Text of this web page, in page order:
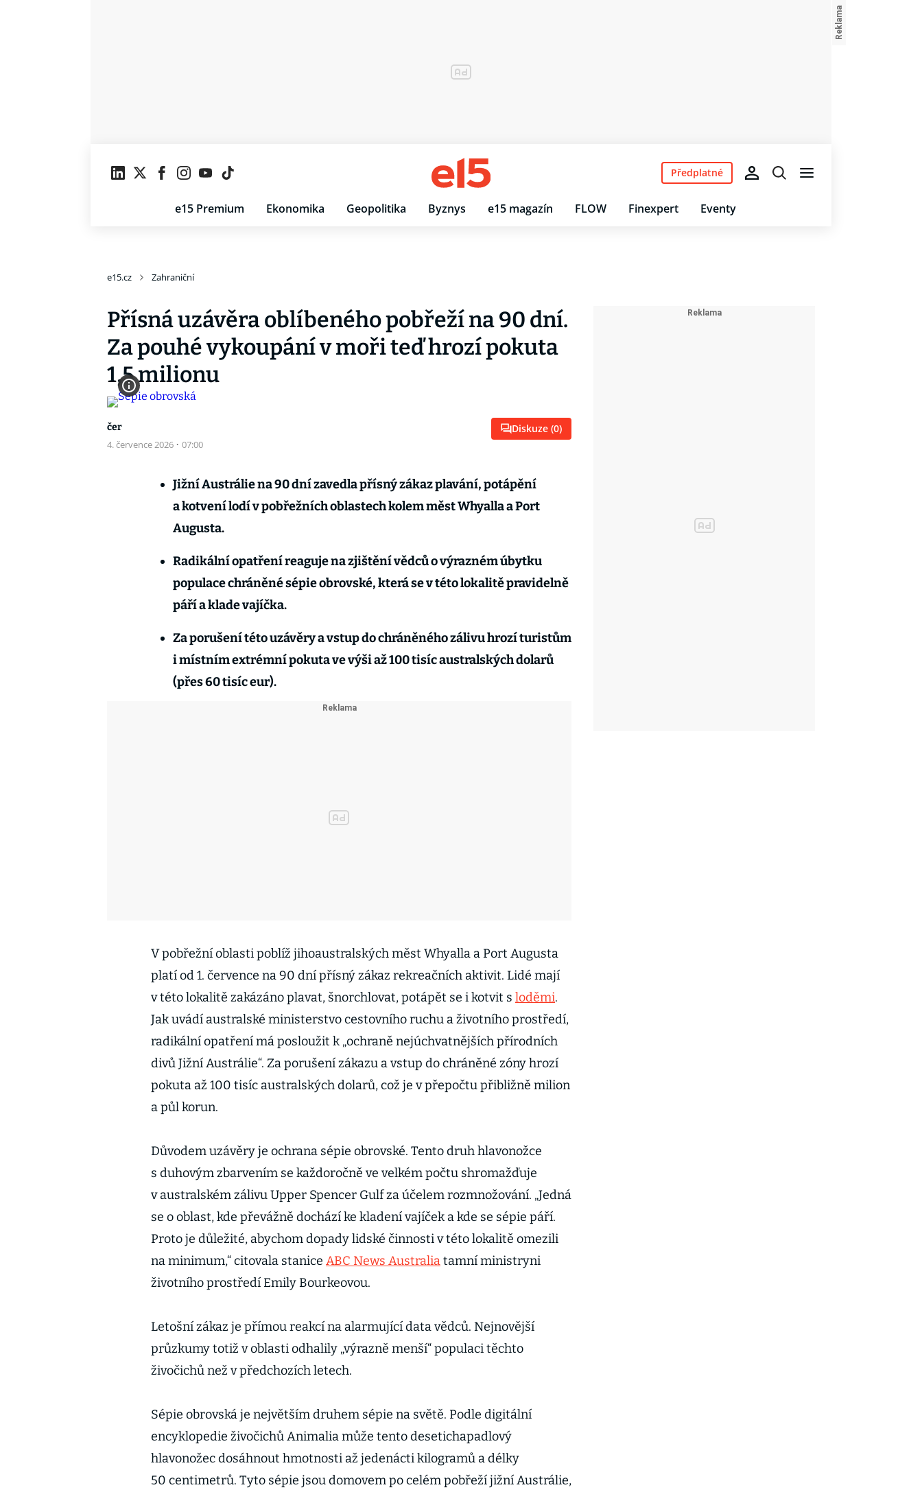
e15 Premium Ekonomika Geopolitika Byznys e15 magazín FLOW Finexpert Eventy
Předplatné
e15.cz Zahraniční
Přísná uzávěra oblíbeného pobřeží na 90 dní.
Za pouhé vykoupání v moři teď hrozí pokuta
1,5 milionu
čer
4. července 2026 · 07:00
Diskuze (0)
Jižní Austrálie na 90 dní zavedla přísný zákaz plavání, potápění
a kotvení lodí v pobřežních oblastech kolem měst Whyalla a Port
Augusta.
Radikální opatření reaguje na zjištění vědců o výrazném úbytku
populace chráněné sépie obrovské, která se v této lokalitě pravidelně
páří a klade vajíčka.
Za porušení této uzávěry a vstup do chráněného zálivu hrozí turistům
i místním extrémní pokuta ve výši až 100 tisíc australských dolarů
(přes 60 tisíc eur).
V pobřežní oblasti poblíž jihoaustralských měst Whyalla a Port Augusta
platí od 1. července na 90 dní přísný zákaz rekreačních aktivit. Lidé mají
v této lokalitě zakázáno plavat, šnorchlovat, potápět se i kotvit s loděmi.
Jak uvádí australské ministerstvo cestovního ruchu a životního prostředí,
radikální opatření má posloužit k „ochraně nejúchvatnějších přírodních
divů Jižní Austrálie“. Za porušení zákazu a vstup do chráněné zóny hrozí
pokuta až 100 tisíc australských dolarů, což je v přepočtu přibližně milion
a půl korun.
Důvodem uzávěry je ochrana sépie obrovské. Tento druh hlavonožce
s duhovým zbarvením se každoročně ve velkém počtu shromažďuje
v australském zálivu Upper Spencer Gulf za účelem rozmnožování. „Jedná
se o oblast, kde převážně dochází ke kladení vajíček a kde se sépie páří.
Proto je důležité, abychom dopady lidské činnosti v této lokalitě omezili
na minimum,“ citovala stanice ABC News Australiatamní ministryni
životního prostředí Emily Bourkeovou.
Letošní zákaz je přímou reakcí na alarmující data vědců. Nejnovější
průzkumy totiž v oblasti odhalily „výrazně menší“ populaci těchto
živočichů než v předchozích letech.
Sépie obrovská je největším druhem sépie na světě. Podle digitální
encyklopedie živočichů Animalia může tento desetichapadlový
hlavonožec dosáhnout hmotnosti až jedenácti kilogramů a délky
50 centimetrů. Tyto sépie jsou domovem po celém pobřeží jižní Austrálie,